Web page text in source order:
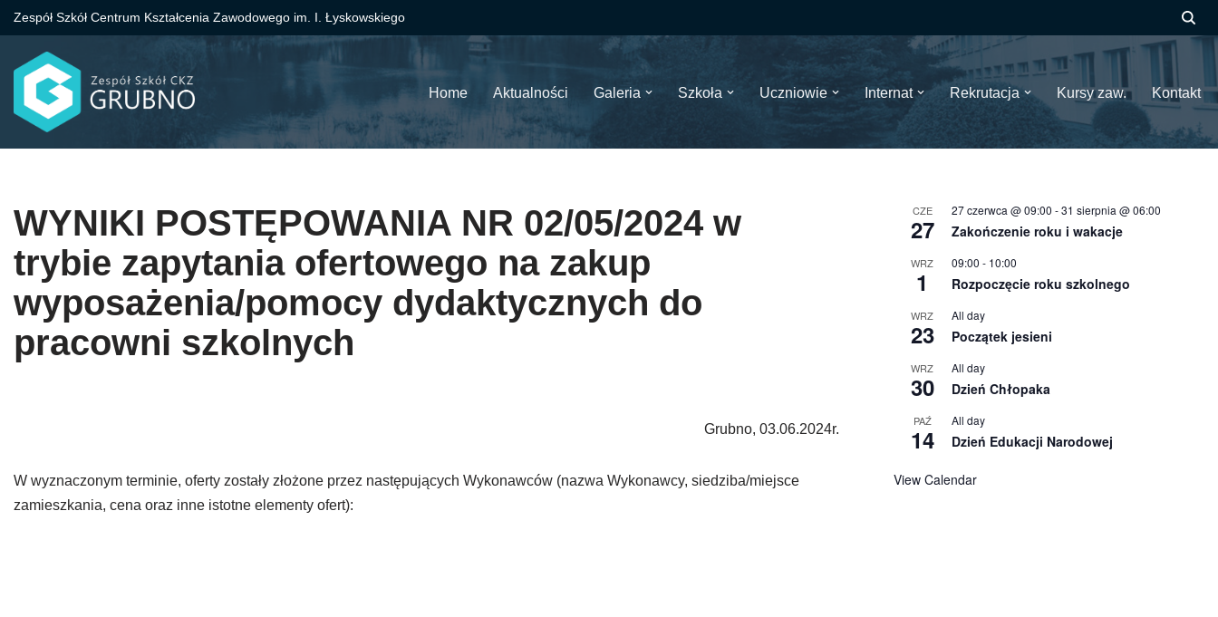
Przejdź
do
treści
Zespół Szkół Centrum Kształcenia Zawodowego im. I. Łyskowskiego
Home Aktualności Galeria Szkoła Uczniowie Internat Rekrutacja Kursy zaw. Kontakt
WYNIKI POSTĘPOWANIA NR 02/05/2024 w
trybie zapytania ofertowego na zakup
wyposażenia/pomocy dydaktycznych do
pracowni szkolnych
Grubno, 03.06.2024r.
W wyznaczonym terminie, oferty zostały złożone przez następujących Wykonawców (nazwa Wykonawcy, siedziba/miejsce
zamieszkania, cena oraz inne istotne elementy ofert):
CZE
27
27 czerwca @ 09:00 -31 sierpnia @ 06:00
Zakończenie roku i wakacje
WRZ
1
09:00 - 10:00
Rozpoczęcie roku szkolnego
WRZ
23
All day
Początek jesieni
WRZ
30
All day
Dzień Chłopaka
PAŹ
14
All day
Dzień Edukacji Narodowej
View Calendar